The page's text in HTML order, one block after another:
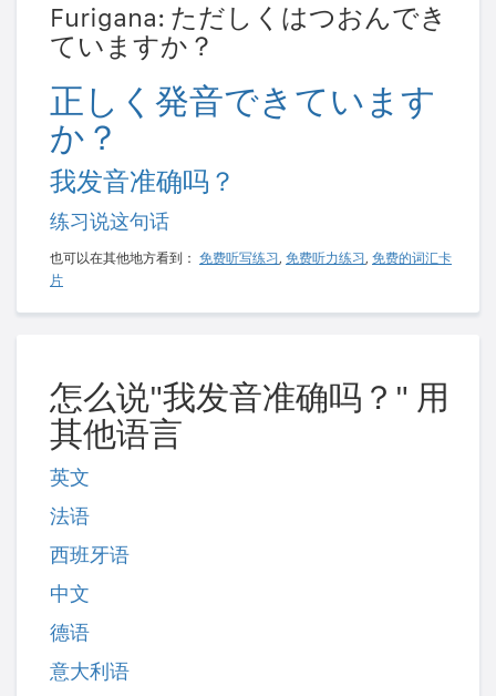
Furigana: ただしくはつおんでき
ていますか？
正しく発音できています
か？
我发音准确吗？
练习说这句话
也可以在其他地方看到： 免费听写练习 , 免费听力练习 , 免费的词汇卡
片
怎么说"我发音准确吗？" 用
其他语言
英文
法语
西班牙语
中文
德语
意大利语